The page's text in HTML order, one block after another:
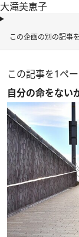
大滝美恵子
この企画の別の記事
この記事を1ペ
自分の命をない